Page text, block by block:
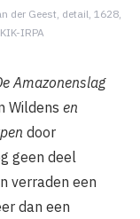
der Geest, detail, 1628,
IRPA
Amazonenslag
Wildens en
door
geen deel
verraden een
dan een